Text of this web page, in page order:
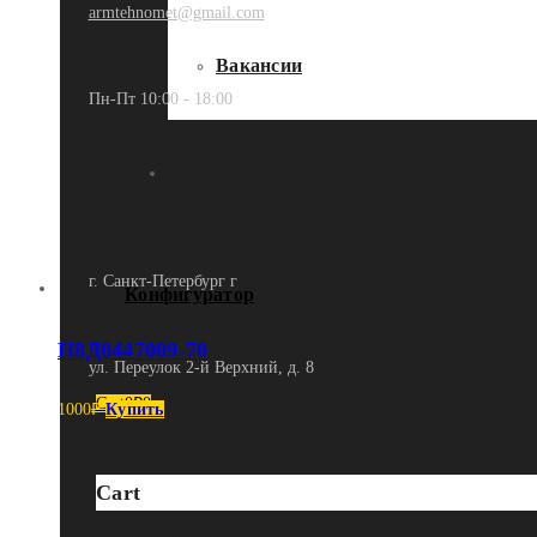
armtehnomet@gmail.com
Пн-Пт 10:00 - 18:00
г. Санкт-Петербург г
ул. Переулок 2-й Верхний, д. 8
Вакансии
Конфигуратор
Cart0₽0
Cart
Н8Д0447009-70
1000₽ Купить